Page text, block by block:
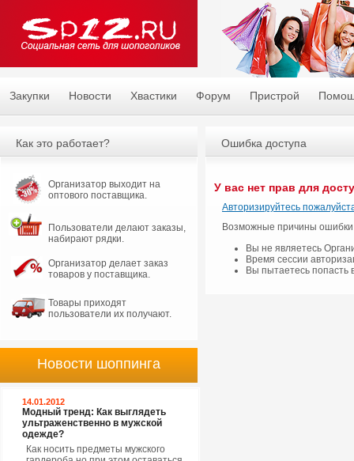
Закупки Новости Хвастики Форум Пристрой
Ошибка доступа
У вас нет прав для
Авторизируйтесь
Возможные причины
Вы не являетесь
Время сессии
Вы пытаетесь попасть
Как это работает?
Организатор выходит на
оптового поставщика.
Пользователи делают заказы,
набирают рядки.
Организатор делает заказ
товаров у поставщика.
Товары приходят
пользователи их получают.
Новости шоппинга
14.01.2012
Модный тренд: Как выглядеть
ультраженственно в мужской
одежде?
Как носить предметы мужского